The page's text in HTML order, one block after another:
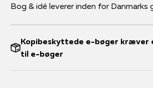
Bog & idé leverer inden for
Kopibeskyttede e-bøger kræver
til e-bøger